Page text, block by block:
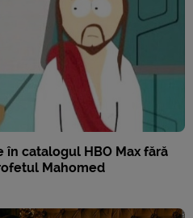
în catalogul HBO Max fără
Mahomed